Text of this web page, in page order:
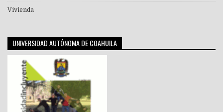
Vivienda
UNIVERSIDAD AUTÓNOMA DE COAHUILA